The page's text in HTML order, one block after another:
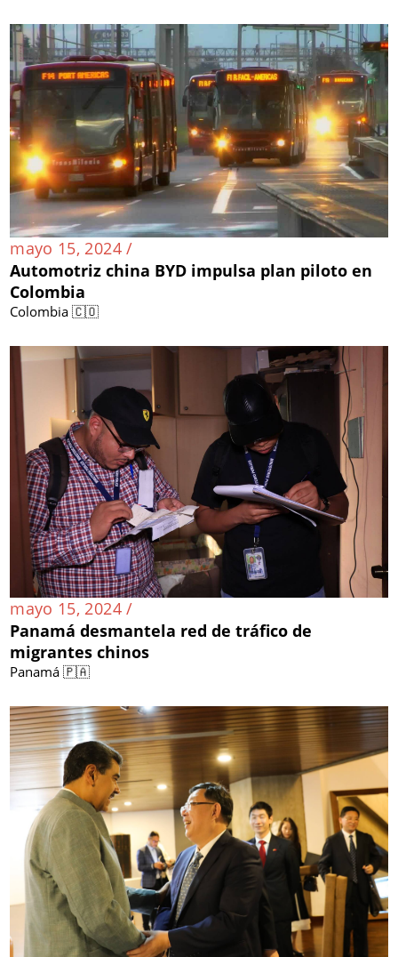
mayo 15, 2024 /
Automotriz china BYD impulsa plan piloto en
Colombia
Colombia 🇨🇴
mayo 15, 2024 /
Panamá desmantela red de tráfico de
migrantes chinos
Panamá 🇵🇦